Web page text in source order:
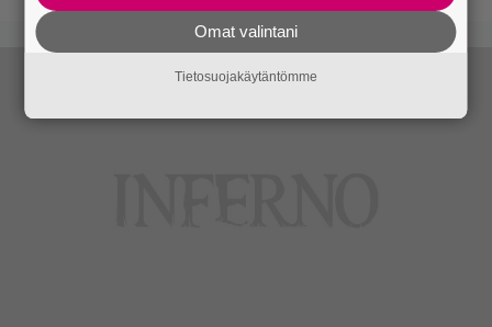
Omat valintani
Tietosuojakäytäntömme